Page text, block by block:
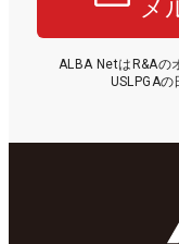
メ
ALBA NetはR&Aの
USLPGA